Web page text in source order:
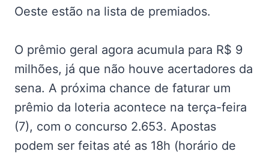
Oeste estão na lista de premiados.
O prêmio geral agora acumula para R$ 9
milhões, já que não houve acertadores da
sena. A próxima chance de faturar um
prêmio da loteria acontece na terça-feira
(7), com o concurso 2.653. Apostas
podem ser feitas até as 18h (horário de